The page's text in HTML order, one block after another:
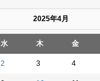
2025年4月
水 木 金
2 3 4